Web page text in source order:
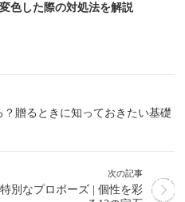
色した際の対処法を解説
贈るときに知っておきたい基礎
次の記事
別なプロポーズ | 個性を彩